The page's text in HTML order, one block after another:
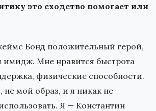
это сходство помогает или
Бонд положительный герой,
имидж. Мне нравится быстрота
физические способности.
не мой образ, и я никак не
Я — Константин